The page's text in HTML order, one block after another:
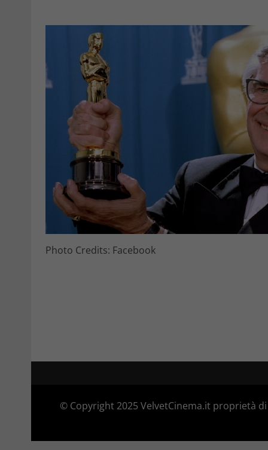
Photo Credits: Facebook
© Copyright 2025 VelvetCinema.it proprietà di